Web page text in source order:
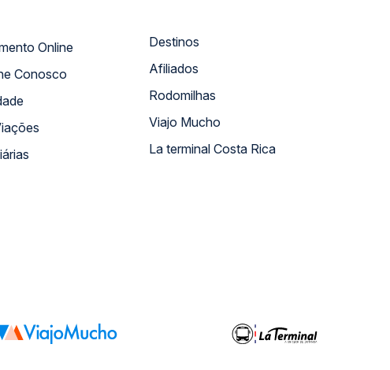
Atendimento Online
Conosco
Viações
Destinos
Afiliados
Rodomilhas
Viajo Mucho
La terminal Costa Rica